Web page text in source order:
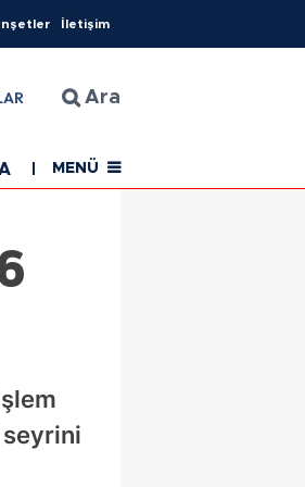
İletişim
Ara
EĞİTİM SAĞLIK
MENÜ
seyrini